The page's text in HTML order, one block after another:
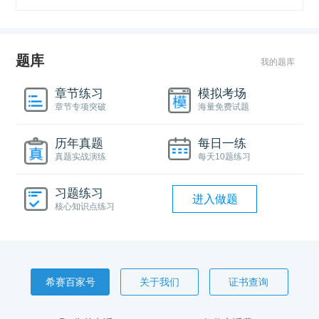
题库 我的题库
章节练习
章节专项突破
模拟考场
海量免费试题
历年真题
真题实战演练
每日一练
每天10题练习
习题练习
核心知识点练习
进入做题
希赛百家号 关于我们 证书查询